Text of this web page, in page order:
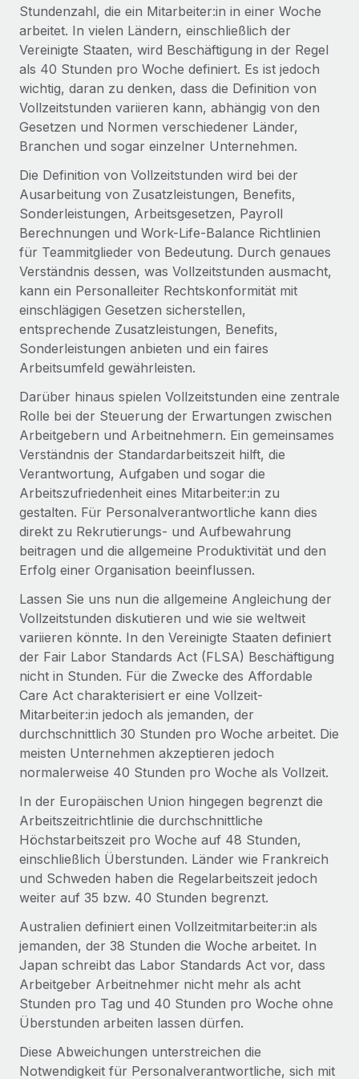
Globales Onboarding und Verwalten von
Freelancer:innen
PEO
Auslagern von komplexen HR-Aufgaben
INFRASTRUKTUR
Remote Embedded
Nahtlose Integration der HR in bestehende Abläufe
Plattform
Integrierte HR-Kernfunktionen für dein Team
Verknüpfen
Neu
Verknüpfung beliebiger KI-Tools mit Remote über unser
MCP
Integrationen
Prozessoptimierung mit unverzichtbaren Business-
Tools
DIENSTLEISTUNGEN
Frag unsere Expert:innen
Hilfe von Expert:innen für globale HR & Compliance
Background-Checks
Einfacheres Bewerber:innen-Screening
Compliance Watchtower
Lückenlose Compliance
Geräteverwaltung
Globale Bereitstellung und Verfolgung von IT-
Geräten
Gründung von Niederlassungen
Schnelle, rechtssichere Gründung von
Niederlassungen
Mobilität und Relocation
Mühelose Relocation von Mitarbeiter:innen
Benefits
Mühelose Verwaltung von Benefits
WACHSTUMSPHASE
Startups
Agile HR- und Payroll-Lösungen für wachsende
Unternehmen
Mittelstand
vergrößern
Enterprise
Globale HR für Konzerne und Großunternehmen
PARTNER WERDEN
Strategische Technologiepartner
Flexible Einbettung von Global-HR-Funktionen in deine
Plattform
Entdecke die Möglichkeiten einer Partnerschaft
Remote Build Demnächst verfügbar
Beratung zu Integrationen und KI-Automatisierung
FALLSTUDIEN
So hat der KI-Vorreiter Weaviate sein Team mit
Remote um 120 % vergrößert
Open-Source-Infrastrukturen. Das...
Mehr erfahren
Strategische Partnerschaft zwischen
Reverse Tech und Remote für Contractor
Management und Payroll
Reverse Tech auf einen Blick Das Gesundheits- und
Wellness-Startup Reverse Tech hat das globale...
Mehr erfahren
Gesamtbeschäftigungskosten
Honorarzahlungen berechnen
Informationen zu möglichen Währungen und
Abwicklungsfristen für globale Freelancer:innen
LERNEN MIT REMOTE
Forschung und Leitfäden
Fallstudien
HR-Glossar
Checklisten und Vorlagen
Bibliothek für Stellenbeschreibungen
Webinare
Events
Newsroom
Informationen zu Gehältern und Qualifikationen
Insights Center
Hol dir Unterstützung
Alle Ressourcen anzeigen
Globale Payroll
EOR und PEO
Contractor Management
Steuern
Den Blog erkunden
BLOG
Gusto und Zero und Contractor Management
Plus
Auch im neuen Jahr wollen wir bei Remote Unternehmen
aller Größen dabei unterstützen, die beste...
Mehr erfahren
Wie Phiture 55 Mitarbeiter:innen in 19 Ländern
mit Remote verwaltet
Wachstumsberatung für mobile Apps. Das...
Nederlands
Français
Deutsch
Español
Italiano
Português (Portugal)
日本語
한국어
中文（简体）
Anmelden
Stundenzahl, die ein Mitarbeiter:in in einer Woche
arbeitet. In vielen Ländern, einschließlich der
Vereinigte Staaten, wird Beschäftigung in der Regel
als 40 Stunden pro Woche definiert. Es ist jedoch
wichtig, daran zu denken, dass die Definition von
Vollzeitstunden variieren kann, abhängig von den
Gesetzen und Normen verschiedener Länder,
Branchen und sogar einzelner Unternehmen.
Die Definition von Vollzeitstunden wird bei der
Ausarbeitung von Zusatzleistungen, Benefits,
Sonderleistungen, Arbeitsgesetzen, Payroll
Berechnungen und Work-Life-Balance Richtlinien
für Teammitglieder von Bedeutung. Durch genaues
Verständnis dessen, was Vollzeitstunden ausmacht,
kann ein Personalleiter Rechtskonformität mit
einschlägigen Gesetzen sicherstellen,
entsprechende Zusatzleistungen, Benefits,
Sonderleistungen anbieten und ein faires
Arbeitsumfeld gewährleisten.
Darüber hinaus spielen Vollzeitstunden eine zentrale
Rolle bei der Steuerung der Erwartungen zwischen
Arbeitgebern und Arbeitnehmern. Ein gemeinsames
Verständnis der Standardarbeitszeit hilft, die
Verantwortung, Aufgaben und sogar die
Arbeitszufriedenheit eines Mitarbeiter:in zu
gestalten. Für Personalverantwortliche kann dies
direkt zu Rekrutierungs- und Aufbewahrung
beitragen und die allgemeine Produktivität und den
Erfolg einer Organisation beeinflussen.
Lassen Sie uns nun die allgemeine Angleichung der
Vollzeitstunden diskutieren und wie sie weltweit
variieren könnte. In den Vereinigte Staaten definiert
der Fair Labor Standards Act (FLSA) Beschäftigung
nicht in Stunden. Für die Zwecke des Affordable
Care Act charakterisiert er eine Vollzeit-
Mitarbeiter:in jedoch als jemanden, der
durchschnittlich 30 Stunden pro Woche arbeitet. Die
meisten Unternehmen akzeptieren jedoch
normalerweise 40 Stunden pro Woche als Vollzeit.
In der Europäischen Union hingegen begrenzt die
Arbeitszeitrichtlinie die durchschnittliche
Höchstarbeitszeit pro Woche auf 48 Stunden,
einschließlich Überstunden. Länder wie Frankreich
und Schweden haben die Regelarbeitszeit jedoch
weiter auf 35 bzw. 40 Stunden begrenzt.
Australien definiert einen Vollzeitmitarbeiter:in als
jemanden, der 38 Stunden die Woche arbeitet. In
Japan schreibt das Labor Standards Act vor, dass
Arbeitgeber Arbeitnehmer nicht mehr als acht
Stunden pro Tag und 40 Stunden pro Woche ohne
Überstunden arbeiten lassen dürfen.
Diese Abweichungen unterstreichen die
Notwendigkeit für Personalverantwortliche, sich mit